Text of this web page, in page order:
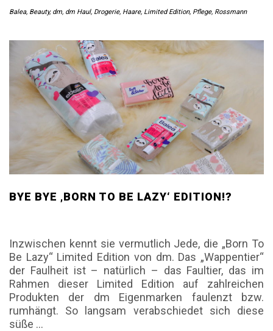
Balea, Beauty, dm, dm Haul, Drogerie, Haare, Limited Edition, Pflege, Rossmann
BYE BYE ‚BORN TO BE LAZY‘ EDITION!?
Inzwischen kennt sie vermutlich Jede, die „Born To
Be Lazy“ Limited Edition von dm. Das „Wappentier“
der Faulheit ist – natürlich – das Faultier, das im
Rahmen dieser Limited Edition auf zahlreichen
Produkten der dm Eigenmarken faulenzt bzw.
rumhängt. So langsam verabschiedet sich diese
süße …